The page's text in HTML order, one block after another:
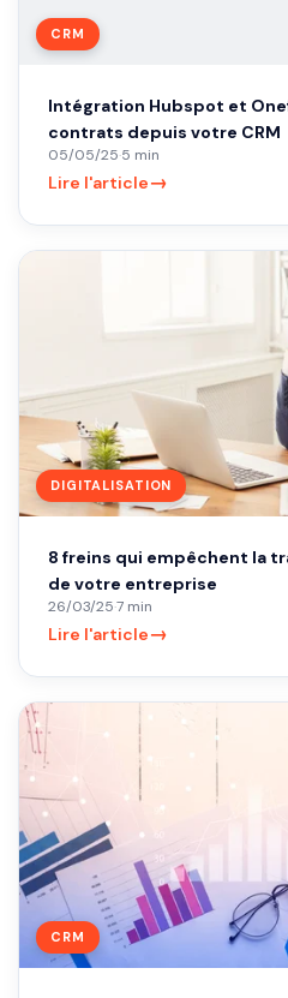
CRM
Intégration Hubspot et
contrats depuis votre CRM
05/05/25·5 min
Lire l'article→
DIGITALISATION
8 freins qui empêchent la
de votre entreprise
26/03/25·7 min
Lire l'article→
CRM